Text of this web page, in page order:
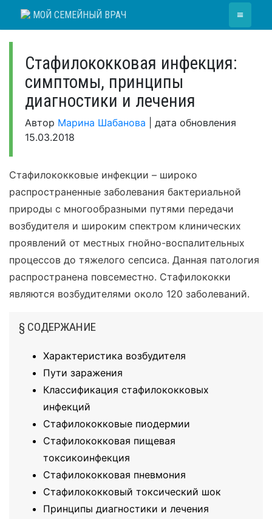
МОЙ СЕМЕЙНЫЙ ВРАЧ ≡
Стафилококковая инфекция:
симптомы, принципы
диагностики и лечения
Автор Марина Шабанова
дата обновления
15.03.2018
Стафилококковые инфекции – широко
распространенные заболевания бактериальной
природы с многообразными путями передачи
возбудителя и широким спектром клинических
проявлений от местных гнойно-воспалительных
процессов до тяжелого сепсиса. Данная патология
распространена повсеместно. Стафилококки
являются возбудителями около 120 заболеваний.
§ СОДЕРЖАНИЕ
Характеристика возбудителя
Пути заражения
Классификация стафилококковых
инфекций
Стафилококковые пиодермии
Стафилококковая пищевая
токсикоинфекция
Стафилококковая пневмония
Стафилококковый токсический шок
Принципы диагностики и лечения